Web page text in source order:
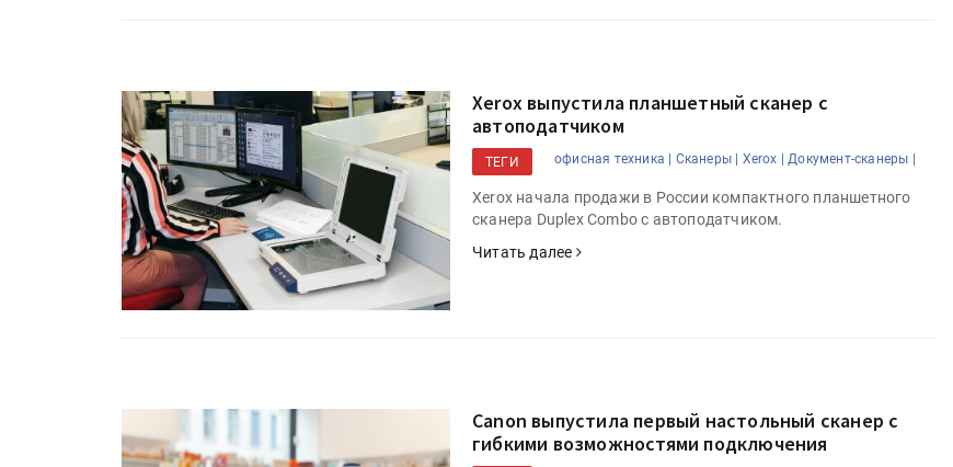
Xerox выпустила планшетный сканер с
автоподатчиком
ТЕГИ офисная техника | Сканеры | Xerox | Документ-сканеры |
Xerox начала продажи в России компактного планшетного
сканера Duplex Combo с автоподатчиком.
Читать далее
Canon выпустила первый настольный сканер с
гибкими возможностями подключения